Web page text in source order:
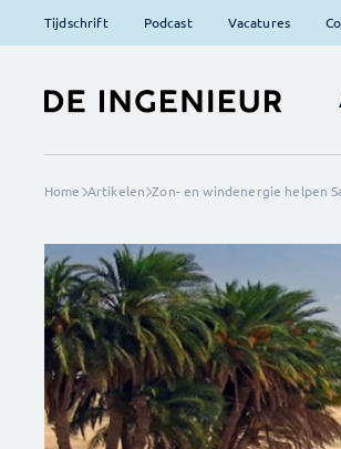
Tijdschrift Podcast Vacatures
Home Artikelen Zon- en windenergie helpen